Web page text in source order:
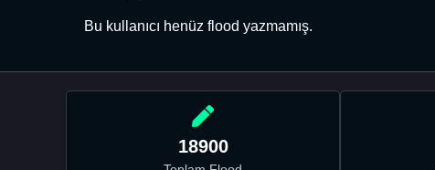
Bu kullanıcı henüz flood yazmamış.
18900